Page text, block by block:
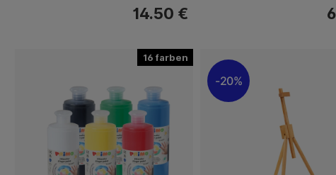
14.50 €
16
20%